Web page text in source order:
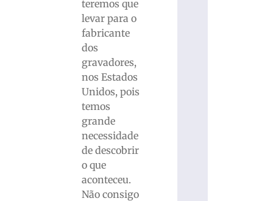
teremos que
levar para o
fabricante
dos
gravadores,
nos Estados
Unidos, pois
temos
grande
necessidade
de descobrir
o que
aconteceu.
Não consigo